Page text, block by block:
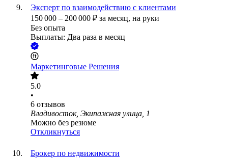
Эксперт по взаимодействию с клиентами
150 000 – 200 000 ₽ за месяц, на руки
Без опыта
Выплаты: Два раза в месяц
Маркетинговые Решения
5.0
•
6 отзывов
Владивосток, Экипажная улица, 1
Можно без резюме
Откликнуться
Брокер по недвижимости